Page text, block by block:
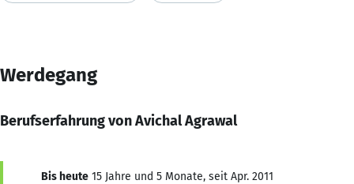
Werdegang
Berufserfahrung von Avichal Agrawal
Bis heute 15 Jahre und 5 Monate, seit Apr. 2011